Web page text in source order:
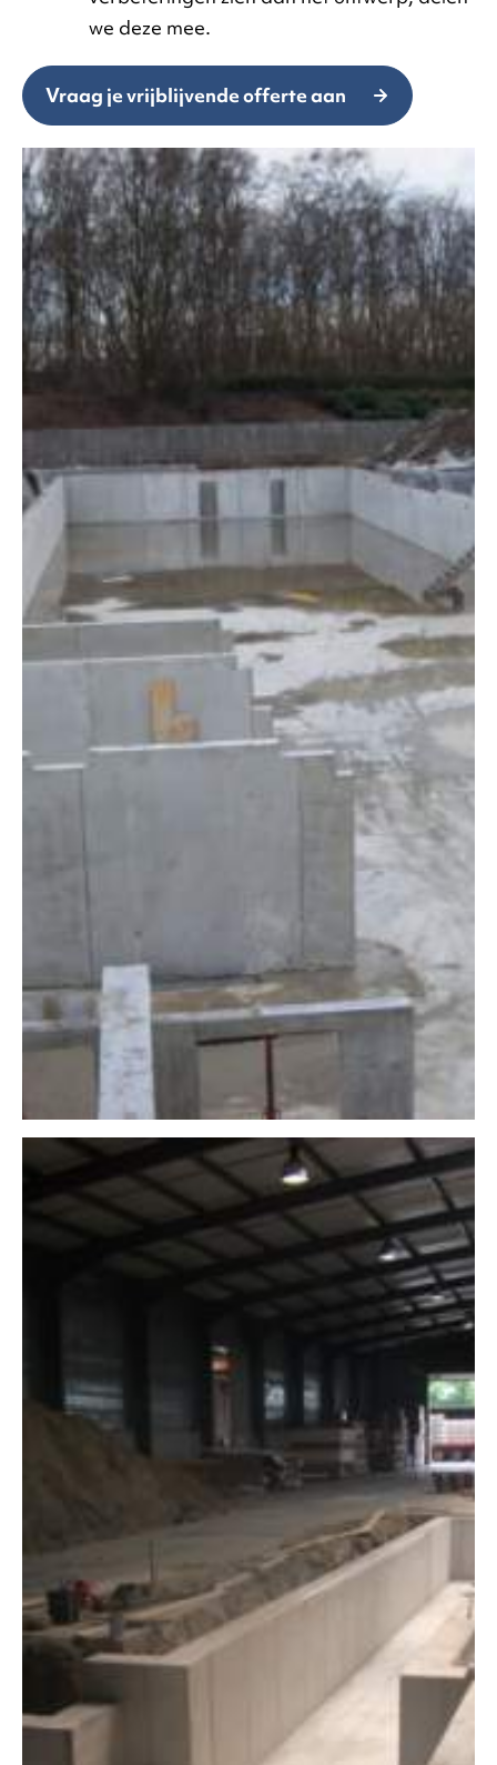
we deze mee.
Vraag je vrijblijvende offerte aan